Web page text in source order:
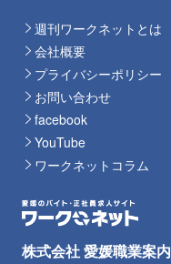
週刊ワークネットとは
会社概要
プライバシーポリシー
お問い合わせ
facebook
YouTube
ワークネットコラム
株式会社 愛媛職業案内